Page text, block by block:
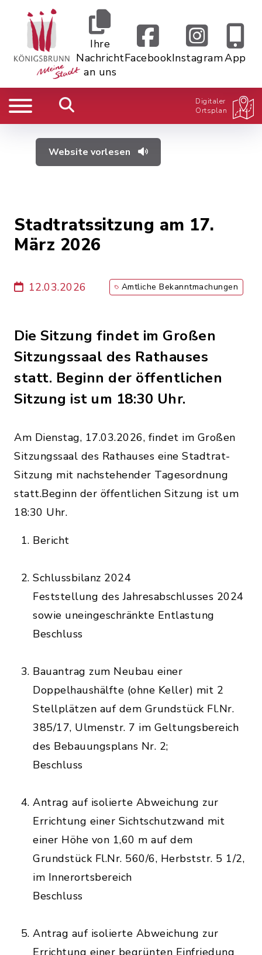
Ihre
Nachricht
an uns
FacebookInstagramApp
Digitaler
Ortsplan
Website vorlesen
Stadtratssitzung am 17.
März 2026
12.03.2026 Amtliche Bekanntmachungen
Die Sitzung findet im Großen
Sitzungssaal des Rathauses
statt. Beginn der öffentlichen
Sitzung ist um 18:30 Uhr.
Am Dienstag, 17.03.2026, findet im Großen
Sitzungssaal des Rathauses eine Stadtrat-
Sitzung mit nachstehender Tagesordnung
statt.Beginn der öffentlichen Sitzung ist um
18:30 Uhr.
Bericht
Schlussbilanz 2024
Feststellung des Jahresabschlusses 2024
sowie uneingeschränkte Entlastung
Beschluss
Bauantrag zum Neubau einer
Doppelhaushälfte (ohne Keller) mit 2
Stellplätzen auf dem Grundstück Fl.Nr.
385/17, Ulmenstr. 7 im Geltungsbereich
des Bebauungsplans Nr. 2;
Beschluss
Antrag auf isolierte Abweichung zur
Errichtung einer Sichtschutzwand mit
einer Höhe von 1,60 m auf dem
Grundstück Fl.Nr. 560/6, Herbststr. 5 1/2,
im Innerortsbereich
Beschluss
Antrag auf isolierte Abweichung zur
Errichtung einer begrünten Einfriedung